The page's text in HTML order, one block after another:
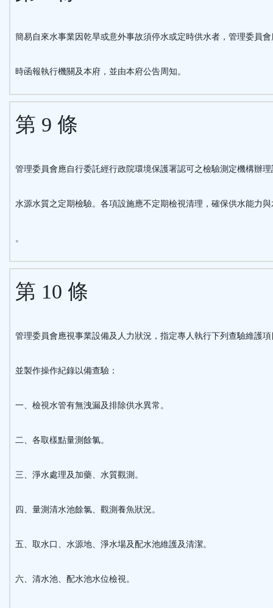
簡易自來水事業因乾旱或意外事故須停水或定時供水者，管理委員會
時函報執行機關及本府，並由本府公告周知。
第 9 條
管理委員會應自行委託經行政院環境保護署認可之檢驗測定機構辦理
水源水質之定期檢驗。各項設施應不定期檢視清理，確保供水能力與
。
第 10 條
管理委員會應視事業設備及人力狀況，指定專人執行下列查驗維護項
並製作操作紀錄以備查驗：
一、檢視水管有無洩漏及排除供水異常。
二、各取樣點量測餘氯。
三、淨水處理及加藥、水質觀測。
四、量測清水池餘氯、觀測養魚狀況。
五、取水口、水源地、淨水場及配水池維護及清潔。
六、清水池、配水池水位檢視。